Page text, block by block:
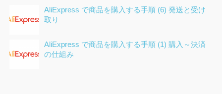
AliExpress で商品を購入する手順 (6) 発送と受け
取り
AliExpress で商品を購入する手順 (1) 購入～決済
の仕組み